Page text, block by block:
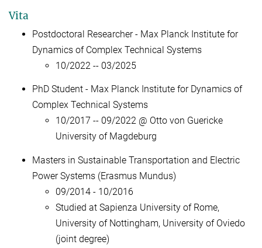
Vita
Postdoctoral Researcher - Max Planck Institute for
Dynamics of Complex Technical Systems
10/2022 -- 03/2025
PhD Student - Max Planck Institute for Dynamics of
Complex Technical Systems
10/2017 -- 09/2022 @ Otto von Guericke
University of Magdeburg
Masters in Sustainable Transportation and Electric
Power Systems (Erasmus Mundus)
09/2014 - 10/2016
Studied at Sapienza University of Rome,
University of Nottingham, University of Oviedo
(joint degree)